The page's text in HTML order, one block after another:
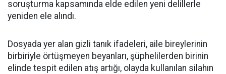
soruşturma kapsamında elde edilen yeni delillerle
yeniden ele alındı.
Dosyada yer alan gizli tanık ifadeleri, aile bireylerinin
birbiriyle örtüşmeyen beyanları, şüphelilerden birinin
elinde tespit edilen atış artığı, olayda kullanılan silahın